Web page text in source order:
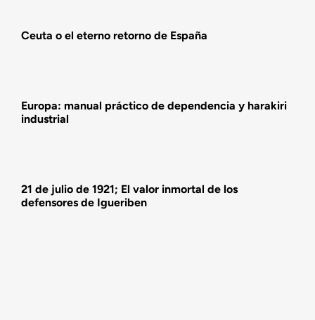
Ceuta o el eterno retorno de España
Europa: manual práctico de dependencia y harakiri
industrial
21 de julio de 1921; El valor inmortal de los
defensores de Igueriben